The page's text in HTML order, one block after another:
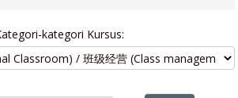
kategori Kursus: